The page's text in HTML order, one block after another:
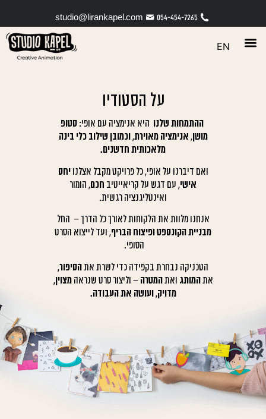
054-454-7265
studio@lirankapel.com
EN
על הסטודיו
ההתמחות שלנו היא אנימציה עם אופי: סטופ
מושן, אנימציה מאוירת, וכמובן שילוב כלי בינה
מלאכותית חדשנים.
ואם דיברנו על אופי, כל פרויקט מקבל אצלנו יחס
אישי, עם דגש על קריאייטיב חכם, הומור
ואינטליגנציה רגשית.
אנחנו מלוות את הלקוחות לאורך כל הדרך – החל
מבניית הקונספט ופיצוח הבריף, ועד לייצוא הסרט
הסופי.
הטכניקה נבחרת בקפידה כדי לשרת אתהסיפור,
אתהמותג ואתהמטרה – וליצור סרט שנראהמצוין,
מדויק, ועושה את העבודה.